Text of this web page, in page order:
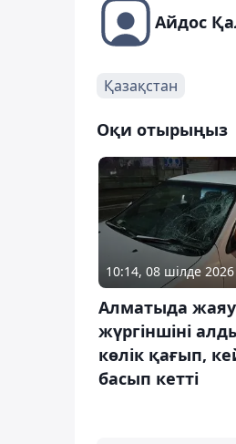
Айдос
Қазақстан
Оқи отырыңыз
10:14, 08 шілде 2026
Алматыда жаяу
жүргіншіні
көлік қағып,
басып кетті